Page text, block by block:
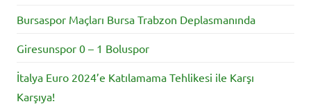
Bursaspor Maçları Bursa Trabzon Deplasmanında
Giresunspor 0 – 1 Boluspor
İtalya Euro 2024’e Katılamama Tehlikesi ile Karşı
Karşıya!